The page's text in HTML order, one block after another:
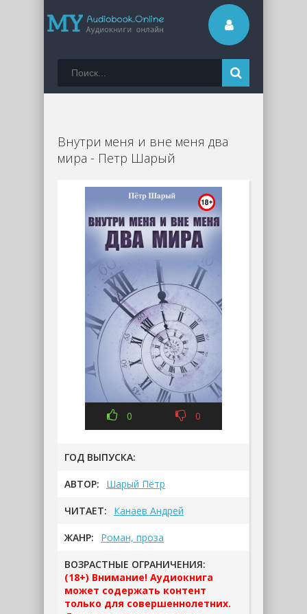
Внутри меня и вне меня два
мира - Петр Шарый
0 0
ГОД ВЫПУСКА:
АВТОР: Шарый Пётр
ЧИТАЕТ: Канаев Андрей
ЖАНР: Роман, проза
ВОЗРАСТНЫЕ ОГРАНИЧЕНИЯ:
(18+) Внимание! Аудиокнига
может содержать контент
только для совершеннолетних.